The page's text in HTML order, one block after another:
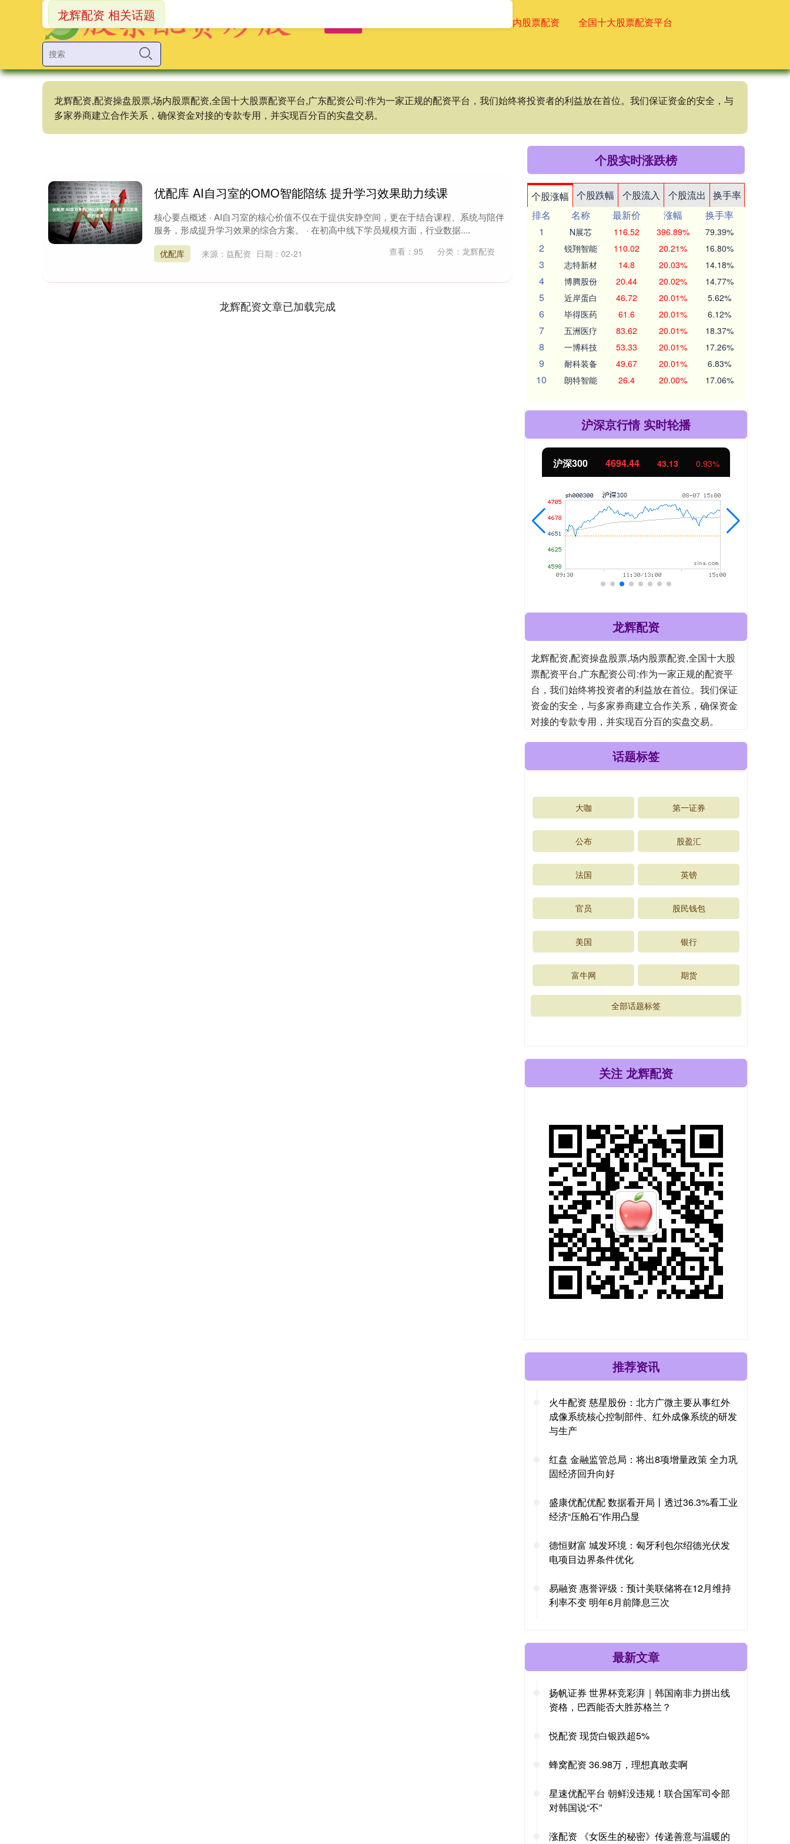
场内股票配资 全国十大股票配资平台
龙辉配资,配资操盘股票,场内股票配资,全国十大股票配资平台,广东配资公司:作为一家正规的配资平台，我们始终将投资者的利益放在首位。我们保证资金的安全，与
多家券商建立合作关系，确保资金对接的专款专用，并实现百分百的实盘交易。
龙辉配资 相关话题
优配库 AI自习室的OMO智能陪练 提升学习效果助力续课
核心要点概述 · AI自习室的核心价值不仅在于提供安静空间，更在于结合课程、系统与陪伴
服务，形成提升学习效果的综合方案。 · 在初高中线下学员规模方面，行业数据....
优配库 来源：益配资 日期：02-21 查看： 95 分类： 龙辉配资
龙辉配资文章已加载完成
个股实时涨跌榜
个股涨幅 个股跌幅 个股流入 个股流出
换手率
排名
名称 最新价 涨幅
换手率
1
N展芯 116.52 396.89% 79.39%
2 锐翔智能 110.02 20.21% 16.80%
3 志特新材 14.8 20.03% 14.18%
4 博腾股份 20.44 20.02% 14.77%
5 近岸蛋白 46.72 20.01% 5.62%
6 毕得医药 61.6 20.01% 6.12%
7 五洲医疗 83.62 20.01% 18.37%
8 一博科技 53.33 20.01% 17.26%
9 耐科装备 49.67 20.01% 6.83%
10 朗特智能 26.4 20.00% 17.06%
沪深京行情 实时轮播
北证50 1134.24 11.37 1.01%
龙辉配资
龙辉配资,配资操盘股票,场内股票配资,全国十大股
票配资平台,广东配资公司:作为一家正规的配资平
台，我们始终将投资者的利益放在首位。我们保证
资金的安全，与多家券商建立合作关系，确保资金
对接的专款专用，并实现百分百的实盘交易。
话题标签
大咖 第一证券
公布 股盈汇
法国 英镑
官员 股民钱包
美国 银行
富牛网 期货
全部话题标签
关注 龙辉配资
推荐资讯
火牛配资 慈星股份：北方广微主要从事红外
成像系统核心控制部件、红外成像系统的研发
与生产
红盘 金融监管总局：将出8项增量政策 全力巩
固经济回升向好
盛康优配优配 数据看开局丨透过36.3%看工业
经济“压舱石”作用凸显
德恒财富 城发环境：匈牙利包尔绍德光伏发
电项目边界条件优化
易融资 惠誉评级：预计美联储将在12月维持
利率不变 明年6月前降息三次
最新文章
扬帆证券 世界杯竞彩湃｜韩国南非力拼出线
资格，巴西能否大胜苏格兰？
悦配资 现货白银跌超5%
蜂窝配资 36.98万，理想真敢卖啊
星速优配平台 朝鲜没违规！联合国军司令部
对韩国说“不”
涨配资 《女医生的秘密》传递善意与温暖的